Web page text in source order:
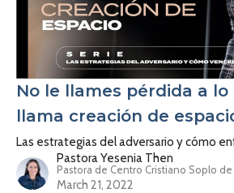
No le llames pérdida a lo
llama creación de
Las estrategias del adversario y cómo
Pastora Yesenia Then
Pastora de Centro Cristiano Soplo
March 21, 2022